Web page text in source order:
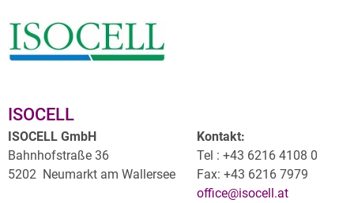
ISOCELL
ISOCELL GmbH
Bahnhofstraße 36
5202 Neumarkt am Wallersee
Kontakt:
Tel : +43 6216 4108 0
Fax: +43 6216 7979
office@isocell.at